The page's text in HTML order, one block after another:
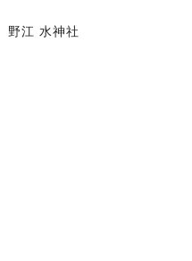
野江 水神社